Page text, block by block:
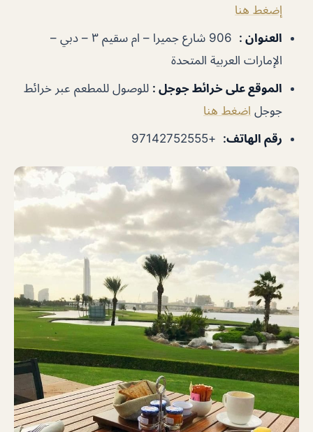
إضغط هنا
العنوان :
906 شارع جميرا – ام سقيم ٣ – دبي –
الإمارات العربية المتحدة
الموقع على خرائط جوجل : للوصول للمطعم عبر خرائط
جوجل اضغط هنا
رقم الهاتف:
+97142752555